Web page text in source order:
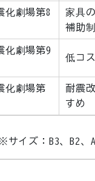
化劇場第8
家具
補助
化劇場第9
低コ
化劇場第
耐震
すめ
サイズ：B3、B2、